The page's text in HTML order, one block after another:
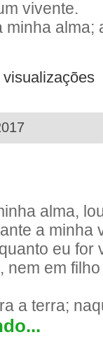
vivente.
alma;
visualizações
alma,
a minha
eu for
em
a terra;